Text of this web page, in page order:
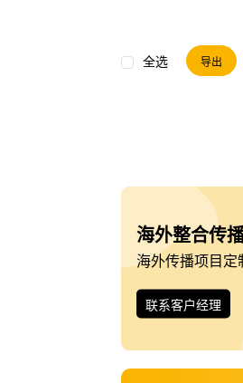
全选 导出
海外整合传
海外传播项目定
联系客户经理